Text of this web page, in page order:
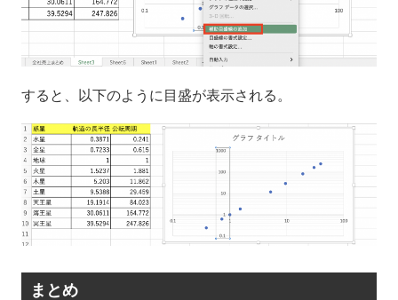
すると、以下のように目盛が表示される。
まとめ